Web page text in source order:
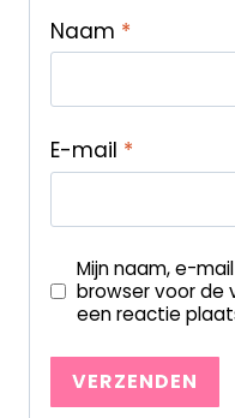
Naam *
E-mail *
Mijn naam, e-
browser voor de
een reactie